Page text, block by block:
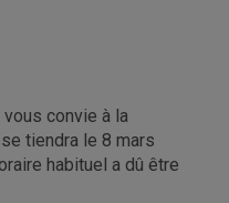
convie à la
tiendra le 8 mars
habituel a dû être